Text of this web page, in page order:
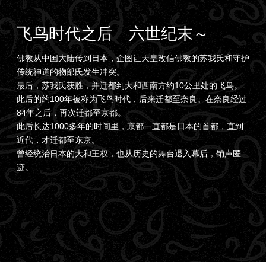
飞鸟时代之后 六世纪末～
佛教从中国大陆传到日本，企图让天皇改信佛教的苏我氏和守护
传统神道的物部氏发生冲突。
最后，苏我氏获胜，并迁都到大和西南方约10公里处的飞鸟。
此后的约100年被称为飞鸟时代，后来迁都至奈良。在奈良经过
84年之后，再次迁都至京都。
此后长达1000多年的时间里，京都一直都是日本的首都，直到
近代，才迁都至东京。
曾经统治日本的大和王权，也从历史的舞台退入幕后，销声匿
迹。